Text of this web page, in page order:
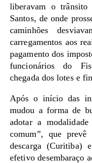
liberavam o
Santos, de onde
caminhões
carregamentos aos
pagamento dos
funcionários do
chegada dos lotes e
Após o início das
mudou a forma de
adotar a
comum”, que
descarga (Curitiba)
efetivo desembaraço